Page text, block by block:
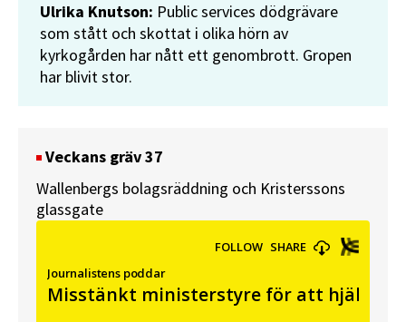
Ulrika Knutson: Public services dödgrävare
som stått och skottat i olika hörn av
kyrkogården har nått ett genombrott. Gropen
har blivit stor.
Veckans gräv 37
Wallenbergs bolagsräddning och Kristerssons
glassgate